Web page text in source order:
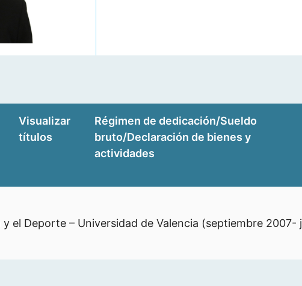
Visualizar
títulos
Régimen de dedicación/Sueldo
bruto/Declaración de bienes y
actividades
el Deporte – Universidad de Valencia (septiembre 2007-